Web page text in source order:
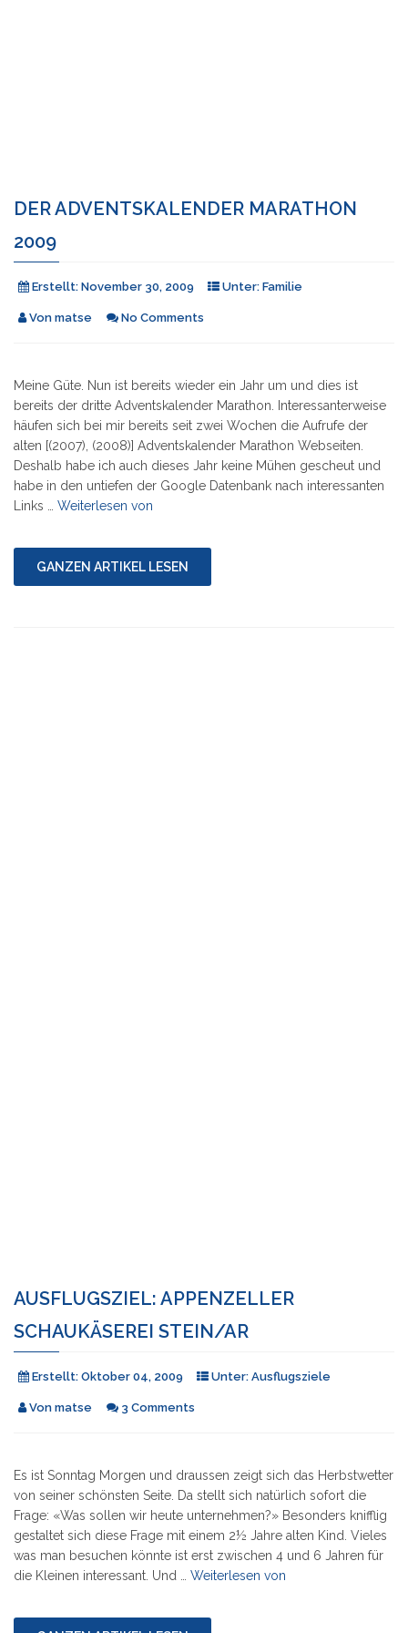
DER ADVENTSKALENDER MARATHON
2009
Erstellt: November 30, 2009 Unter: Familie
Von matse No Comments
Meine Güte. Nun ist bereits wieder ein Jahr um und dies ist
bereits der dritte Adventskalender Marathon. Interessanterweise
häufen sich bei mir bereits seit zwei Wochen die Aufrufe der
alten [(2007), (2008)] Adventskalender Marathon Webseiten.
Deshalb habe ich auch dieses Jahr keine Mühen gescheut und
habe in den untiefen der Google Datenbank nach interessanten
Links … Weiterlesen von
Marathon
2009"
GANZEN ARTIKEL LESEN
AUSFLUGSZIEL: APPENZELLER
SCHAUKÄSEREI STEIN/AR
Erstellt: Oktober 04, 2009 Unter: Ausflugsziele
Von matse 3 Comments
Es ist Sonntag Morgen und draussen zeigt sich das Herbstwetter
von seiner schönsten Seite. Da stellt sich natürlich sofort die
Frage: «Was sollen wir heute unternehmen?» Besonders knifflig
gestaltet sich diese Frage mit einem 2½ Jahre alten Kind. Vieles
was man besuchen könnte ist erst zwischen 4 und 6 Jahren für
die Kleinen interessant. Und … Weiterlesen von